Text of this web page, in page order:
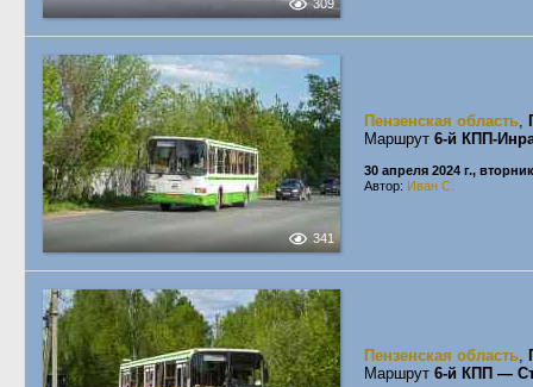
309
341
Пензенская область,
Маршрут 6-й КПП-
30 апреля 2024 г., вторник
Автор: Иван С.
Пензенская область,
Маршрут 6-й КПП —